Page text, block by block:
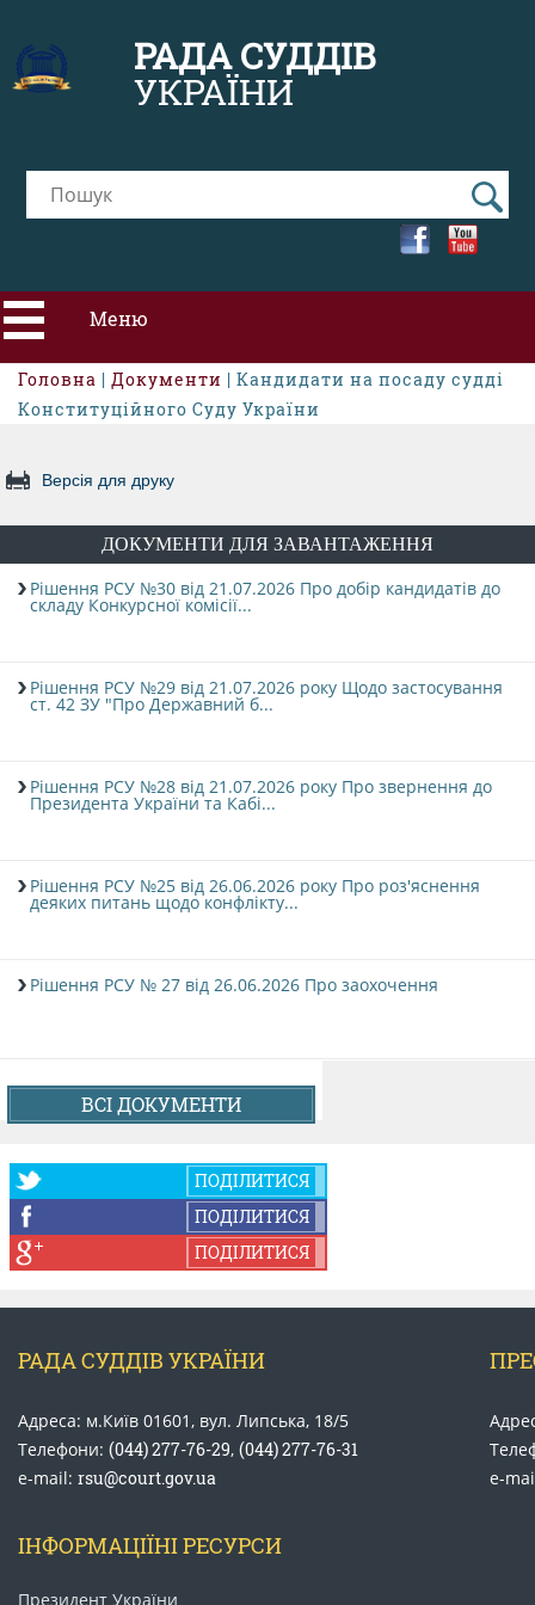
РАДА СУДДІВ
УКРАЇНИ
Меню
ПРО РСУ
ДОКУМЕНТИ
РІШЕННЯ РСУ
НОРМАТИВНІ ДОКУМЕНТИ
КОНФЛІКТ ІНТЕРЕСІВ
НОРМАТИВИ НАВАНТАЖЕННЯ
ГАЛЕРЕЯ
Головна | Документи | Кандидати на посаду судді
Конституційного Суду України
Версія для друку
ДОКУМЕНТИ ДЛЯ ЗАВАНТАЖЕННЯ
Рішення РСУ №30 від 21.07.2026 Про добір кандидатів до
складу Конкурсної комісії...
Рішення РСУ №29 від 21.07.2026 року Щодо застосування
ст. 42 ЗУ "Про Державний б...
Рішення РСУ №28 від 21.07.2026 року Про звернення до
Президента України та Кабі...
Рішення РСУ №25 від 26.06.2026 року Про роз'яснення
деяких питань щодо конфлікту...
Рішення РСУ № 27 від 26.06.2026 Про заохочення
ВСІ ДОКУМЕНТИ
ПОДІЛИТИСЯ
ПОДІЛИТИСЯ
ПОДІЛИТИСЯ
РАДА СУДДІВ УКРАЇНИ
Адреса: м.Київ 01601, вул. Липська, 18/5
Телефони: (044) 277-76-29, (044) 277-76-31
e-mail: rsu@court.gov.ua
e-
ІНФОРМАЦІЇНІ РЕСУРСИ
Президент України